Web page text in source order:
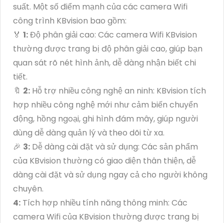
suất. Một số điểm mạnh của các camera Wifi
công trình KBvision bao gồm:
️🏅 1:Độ phân giải cao: Các camera Wifi KBvision
thường được trang bị độ phân giải cao, giúp bạn
quan sát rõ nét hình ảnh, dễ dàng nhận biết chi
tiết.
🔖 2: Hỗ trợ nhiều công nghệ an ninh: KBvision tích
hợp nhiều công nghệ mới như cảm biến chuyển
động, hồng ngoại, ghi hình đám mây, giúp người
dùng dễ dàng quản lý và theo dõi từ xa.
️🎉 3: Dễ dàng cài đặt và sử dụng: Các sản phẩm
của KBvision thường có giao diện thân thiện, dễ
dàng cài đặt và sử dụng ngay cả cho người không
chuyên.
4: Tích hợp nhiều tính năng thông minh: Các
camera Wifi của KBvision thường được trang bị